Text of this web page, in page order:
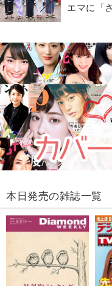
エマに「
本日発売の雑誌一覧